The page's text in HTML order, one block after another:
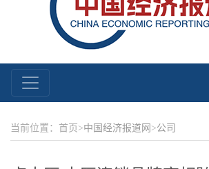
当前位置：首页>中国经济报道网 >公司